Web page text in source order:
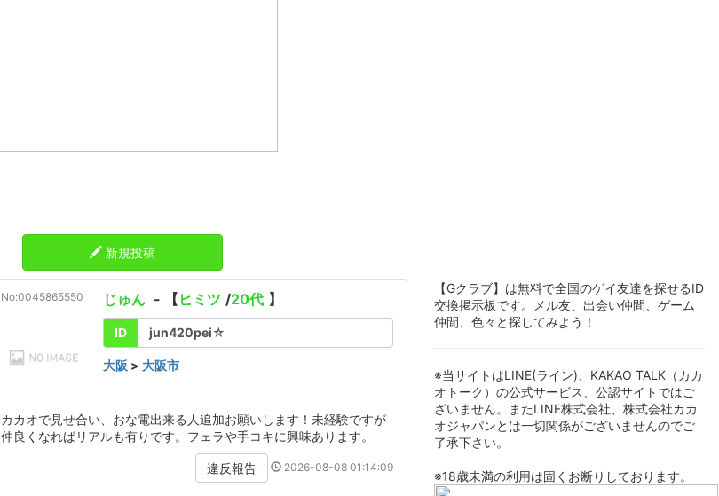
新規投稿
No:0045865550 じゅん - 【 ヒミツ /20代 】
ID jun420pei☆
大阪 > 大阪市
カカオで見せ合い、おな電出来る人追加お願いします！未経験ですが
仲良くなればリアルも有りです。フェラや手コキに興味あります。
違反報告 2026-08-08 01:14:09
【Gクラブ】は無料で全国のゲイ友達を探せるID
交換掲示板です。メル友、出会い仲間、ゲーム
仲間、色々と探してみよう！
※当サイトはLINE(ライン)、KAKAO TALK（カカ
オトーク）の公式サービス、公認サイトではご
ざいません。またLINE株式会社、株式会社カカ
オジャパンとは一切関係がございませんのでご
了承下さい。
※18歳未満の利用は固くお断りしております。